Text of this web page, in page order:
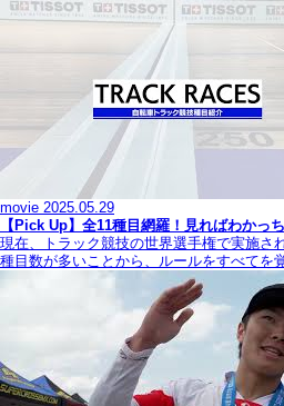
movie 2025.05.29
【Pick Up】全11種目網羅！見ればわかっ
現在、トラック競技の世界選手権で実施さ
種目数が多いことから、ルールをすべてを